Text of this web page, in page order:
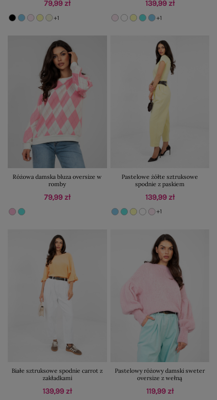
79,99 zł
+1
139,99 zł
+1
Różowa damska bluza oversize w
romby
79,99 zł
Pastelowe żółte sztruksowe
spodnie z paskiem
139,99 zł
+1
Białe sztruksowe spodnie carrot z
zakładkami
139,99 zł
Pastelowy różowy damski sweter
oversize z wełną
119,99 zł